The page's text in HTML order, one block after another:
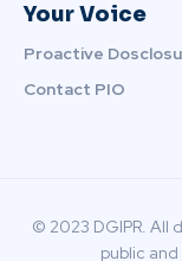
Your Voice
Proactive
Contact PIO
© 2023 DGIPR. All
public